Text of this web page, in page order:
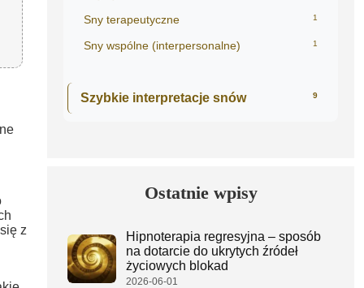
z
Sny terapeutyczne 1
Sny wspólne (interpersonalne) 1
Szybkie interpretacje snów 9
Ostatnie wpisy
Hipnoterapia regresyjna – sposób
na dotarcie do ukrytych źródeł
życiowych blokad
2026-06-01